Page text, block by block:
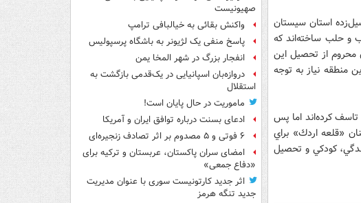
اهالي سيل‌زده استان سيستان
و حلب ساخته‌اند كه
محروم از تحصيل اين
منطقه نياز به توجه
تاسف كرده‌اند اما پس
«قلعه اردك» براي
كودكي و تحصيل
صهیونیست
واکنش بقائی به خیالبافی ترامپ
پاسخ منفی یک لژیونر به باشگاه پرسپولیس
انفجار بزرگ در شهر المخا یمن
دروازه‌بان اسپانیایی در یک‌قدمی بازگشت به
استقلال
ماموریت در حال پایان است!
ادعای بسنت درباره توافق ایران و آمریکا
۶ فوتی و ۵ مصدوم بر اثر تصادف زنجیره‌ای
امضای سران پاکستان، عربستان و ترکیه برای
«دفاع جمعی»
اثر جدید کارتونیست سوری با عنوان مدیریت
جدید تنگه هرمز